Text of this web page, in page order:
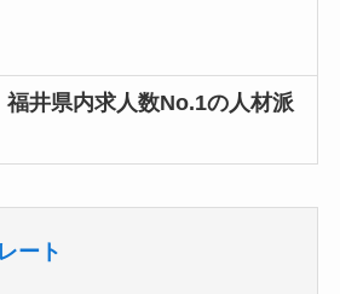
福井県内求人数No.1の人材派
ート